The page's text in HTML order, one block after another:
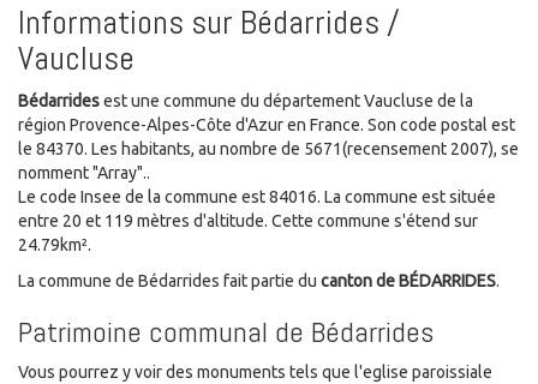
Informations sur Bédarrides /
Vaucluse
Bédarridesest une commune du département Vaucluse de la
région Provence-Alpes-Côte d'Azur en France. Son code postal est
le 84370. Les habitants, au nombre de 5671(recensement 2007), se
nomment "Array"..
Le code Insee de la commune est 84016. La commune est située
entre 20 et 119 mètres d'altitude. Cette commune s'étend sur
24.79km².
La commune de Bédarrides fait partie du canton de BÉDARRIDES.
Patrimoine communal de Bédarrides
Vous pourrez y voir des monuments tels que l'eglise paroissiale